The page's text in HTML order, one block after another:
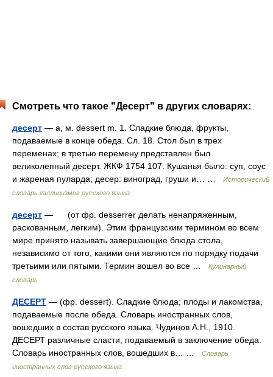
Смотреть что такое "Десерт" в других словарях:
десерт — а, м. dessert m. 1. Сладкие блюда, фрукты,
подаваемые в конце обеда. Сл. 18. Стол был в трех
переменах; в третью перемену представлен был
великолепный десерт. ЖКФ 1754 107. Кушанья было: суп, соус
и жареная пуларда; десер: виноград, груши и… …
Исторический
словарь галлицизмов русского языка
десерт — (от фр. desserrer делать ненапряженным,
раскованным, легким). Этим французским термином во всем
мире принято называть завершающие блюда стола,
независимо от того, какими они являются по порядку подачи
третьими или пятыми. Термин вошел во все …
Кулинарный
словарь
ДЕСЕРТ — (фр. dessert). Сладкие блюда; плоды и лакомства,
подаваемые после обеда. Словарь иностранных слов,
вошедших в состав русского языка. Чудинов А.Н., 1910.
ДЕСЕРТ различные сласти, подаваемый в заключение обеда.
Словарь иностранных слов, вошедших в… …
Словарь
иностранных слов русского языка